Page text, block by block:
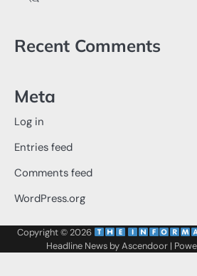
Recent Comments
Meta
Log in
Entries feed
Comments feed
WordPress.org
Copyright © 2026
Headline News byAscendoor|